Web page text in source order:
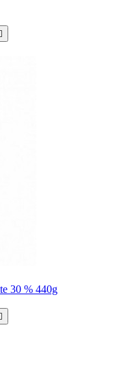
30 % 440g